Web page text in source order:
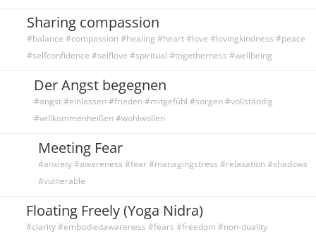
Sharing compassion
#balance #compassion #healing #heart #love #lovingkindness #peace
#selfconfidence #selflove #spiritual #togetherness #wellbeing
Der Angst begegnen
#angst #einlassen #frieden #mitgefühl #sorgen #vollständig
#willkommenheißen #wohlwollen
Meeting Fear
#anxiety #awareness #fear #managingstress #relaxation #shadows
#vulnerable
Floating Freely (Yoga Nidra)
#clarity #embodiedawareness #fears #freedom #non-duality